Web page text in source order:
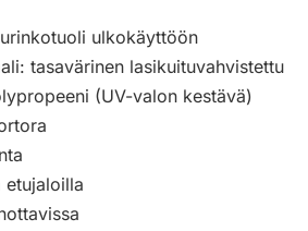
ulkokäyttöön
tasavärinen lasikuituvahvistettu
(UV-valon kestävä)
etujaloilla